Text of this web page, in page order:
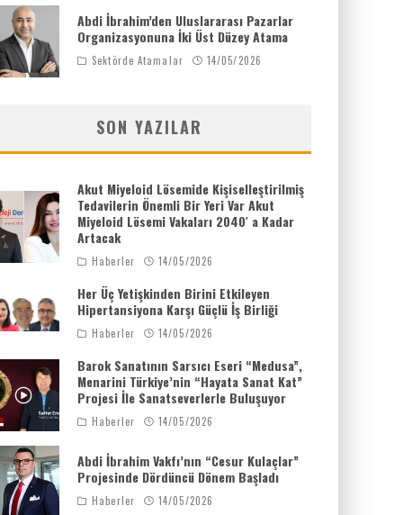
Abdi İbrahim’den Uluslararası Pazarlar
Organizasyonuna İki Üst Düzey Atama
Sektörde Atamalar 14/05/2026
SON YAZILAR
Akut Miyeloid Lösemide Kişiselleştirilmiş
Tedavilerin Önemli Bir Yeri Var Akut
Miyeloid Lösemi Vakaları 2040′ a Kadar
Artacak
Haberler 14/05/2026
Her Üç Yetişkinden Birini Etkileyen
Hipertansiyona Karşı Güçlü İş Birliği
Haberler 14/05/2026
Barok Sanatının Sarsıcı Eseri “Medusa”,
Menarini Türkiye’nin “Hayata Sanat Kat”
Projesi İle Sanatseverlerle Buluşuyor
Haberler 14/05/2026
Abdi İbrahim Vakfı’nın “Cesur Kulaçlar”
Projesinde Dördüncü Dönem Başladı
Haberler 14/05/2026